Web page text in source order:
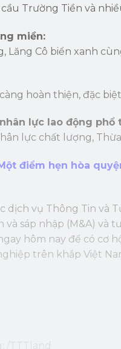
Trường Tiền và
miền:
Lăng Cô biển xanh
hoàn thiện, đặc
nhân lực lao động phổ
lực chất lượng,
điểm hẹn hòa
dịch vụ Thông Tin và
và sáp nhập (M&A) và
hôm nay để có cơ
trên khắp Việt